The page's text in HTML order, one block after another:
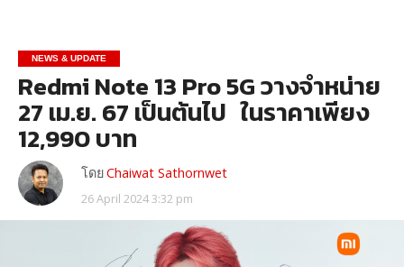
NEWS & UPDATE
Redmi Note 13 Pro 5G วางจำหน่าย
27 เม.ย. 67 เป็นต้นไป ในราคาเพียง
12,990 บาท
โดยChaiwat Sathornwet
26 April 2024 3:32 pm